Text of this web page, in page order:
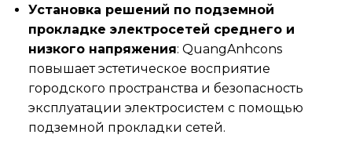
Установка решений по подземной
прокладке электросетей среднего и
низкого напряжения: QuangAnhcons
повышает эстетическое восприятие
городского пространства и безопасность
эксплуатации электросистем с помощью
подземной прокладки сетей.